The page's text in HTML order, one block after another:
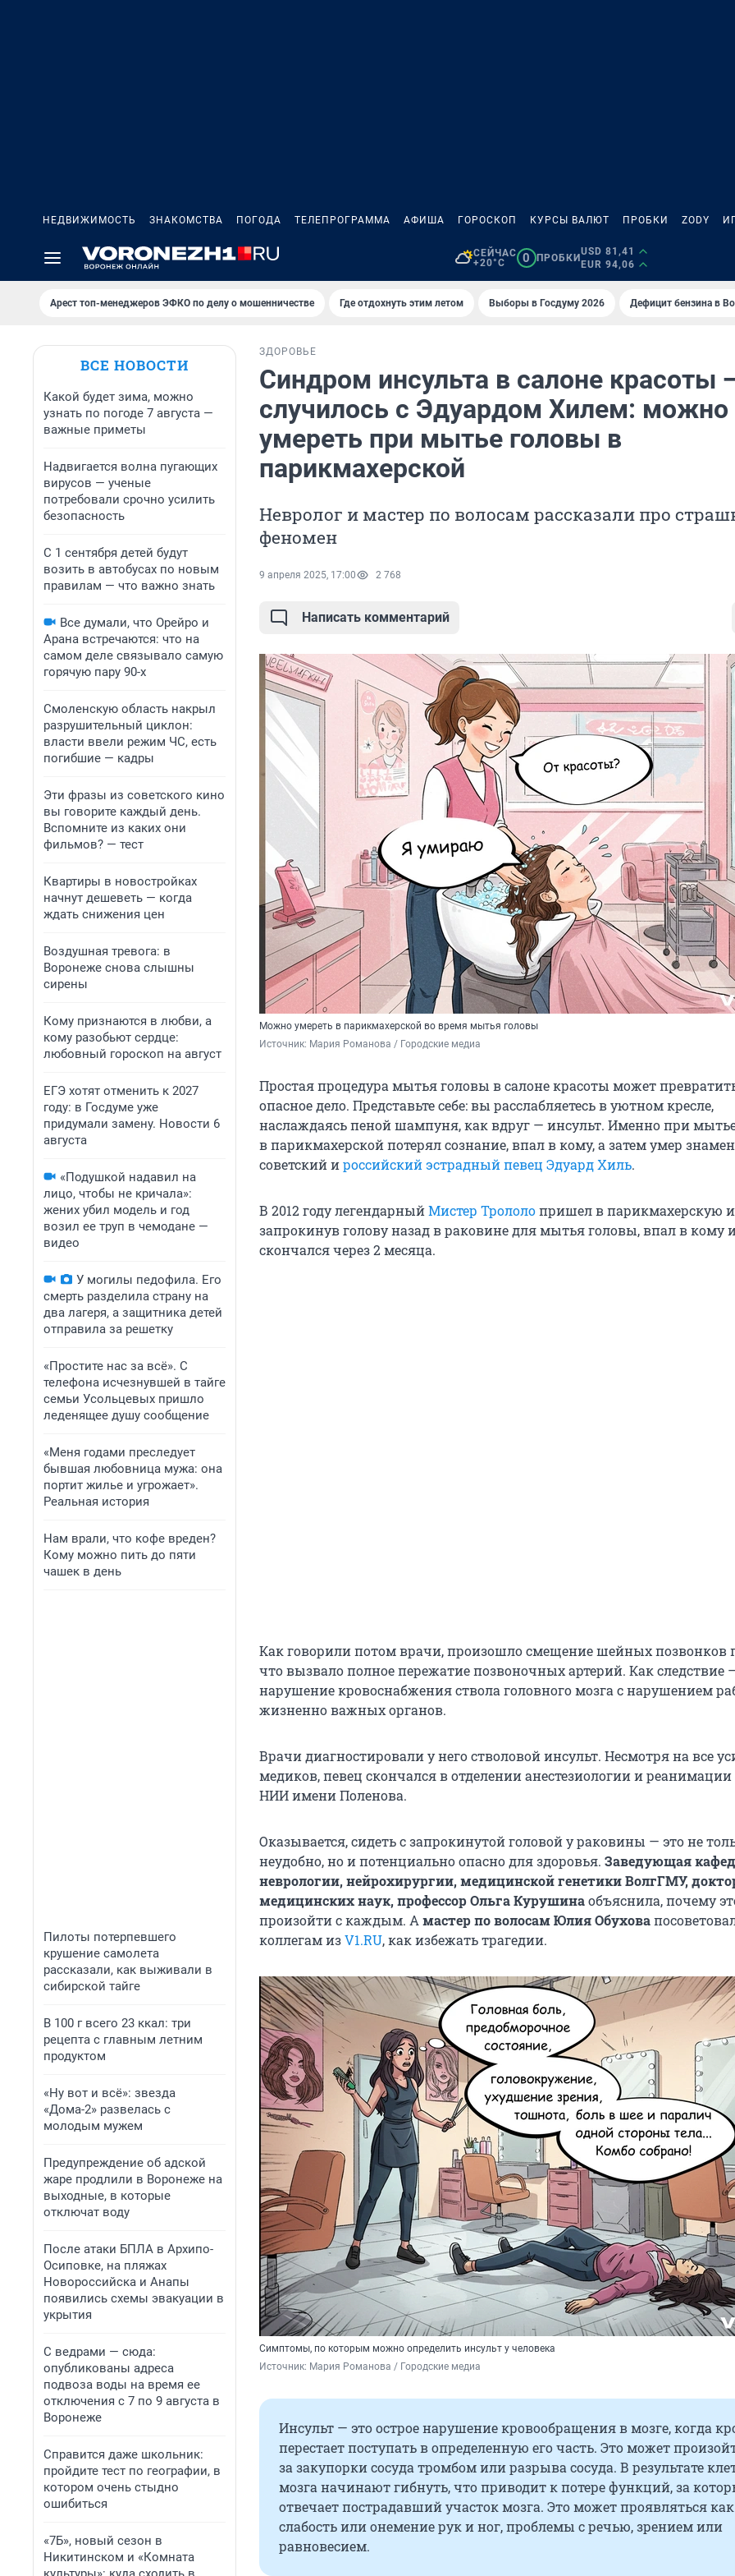
НЕДВИЖИМОСТЬ ЗНАКОМСТВА ПОГОДА ТЕЛЕПРОГРАММА АФИША ГОРОСКОП КУРСЫ ВАЛЮТ ПРОБКИ ZODY
СЕЙЧАС
+20°C
0 ПРОБКИ
USD 81,41
EUR 94,06
Арест топ-менеджеров ЭФКО по делу о мошенничестве Где отдохнуть этим летом Выборы в Госдуму 2026 Дефицит бензина в
ВСЕ НОВОСТИ
Какой будет зима, можно
узнать по погоде 7 августа —
важные приметы
Надвигается волна пугающих
вирусов — ученые
потребовали срочно усилить
безопасность
С 1 сентября детей будут
возить в автобусах по новым
правилам — что важно знать
Все думали, что Орейро и
Арана встречаются: что на
самом деле связывало самую
горячую пару 90-х
Смоленскую область накрыл
разрушительный циклон:
власти ввели режим ЧС, есть
погибшие — кадры
Эти фразы из советского кино
вы говорите каждый день.
Вспомните из каких они
фильмов? — тест
Квартиры в новостройках
начнут дешеветь — когда
ждать снижения цен
Воздушная тревога: в
Воронеже снова слышны
сирены
Кому признаются в любви, а
кому разобьют сердце:
любовный гороскоп на август
ЕГЭ хотят отменить к 2027
году: в Госдуме уже
придумали замену. Новости 6
августа
«Подушкой надавил на
лицо, чтобы не кричала»:
жених убил модель и год
возил ее труп в чемодане —
видео
У могилы педофила. Его
смерть разделила страну на
два лагеря, а защитника детей
отправила за решетку
«Простите нас за всё». С
телефона исчезнувшей в тайге
семьи Усольцевых пришло
леденящее душу сообщение
«Меня годами преследует
бывшая любовница мужа: она
портит жилье и угрожает».
Реальная история
Нам врали, что кофе вреден?
Кому можно пить до пяти
чашек в день
Пилоты потерпевшего
крушение самолета
рассказали, как выживали в
сибирской тайге
В 100 г всего 23 ккал: три
рецепта с главным летним
продуктом
«Ну вот и всё»: звезда
«Дома-2» развелась с
молодым мужем
Предупреждение об адской
жаре продлили в Воронеже на
выходные, в которые
отключат воду
После атаки БПЛА в Архипо-
Осиповке, на пляжах
Новороссийска и Анапы
появились схемы эвакуации в
укрытия
С ведрами — сюда:
опубликованы адреса
подвоза воды на время ее
отключения с 7 по 9 августа в
Воронеже
Справится даже школьник:
пройдите тест по географии, в
котором очень стыдно
ошибиться
«7Б», новый сезон в
Никитинском и «Комната
ЗДОРОВЬЕ
Синдром инсульта в салоне красоты
случилось с Эдуардом Хилем: можно
умереть при мытье головы в
парикмахерской
Невролог и мастер по волосам рассказали про
феномен
9 апреля 2025, 17:00 2 768
Написать комментарий
Можно умереть в парикмахерской во время мытья головы
Источник: Мария Романова / Городские медиа
Простая процедура мытья головы в салоне красоты может
опасное дело. Представьте себе: вы расслабляетесь в уютном кресле,
наслаждаясь пеной шампуня, как вдруг — инсульт. Именно при
в парикмахерской потерял сознание, впал в кому, а затем умер
советский ироссийский эстрадный певец Эдуард Хиль.
В 2012 году легендарныйМистер Трололопришел в парикмахерскую
запрокинув голову назад в раковине для мытья головы, впал в кому
скончался через2 месяца.
Как говорили потом врачи, произошло смещение шейных позвонков
что вызвало полное пережатие позвоночных артерий. Как следствие
нарушение кровоснабжения ствола головного мозга с нарушением
жизненно важных органов.
Врачи диагностировали у него стволовой инсульт. Несмотря на все
медиков, певец скончался в отделении анестезиологии и реанимации
НИИ имени Поленова.
Оказывается, сидеть с запрокинутой головой у раковины — это не
неудобно, но и потенциально опасно для здоровья. Заведующая
неврологии, нейрохирургии, медицинской генетики ВолгГМУ,
медицинских наук, профессор Ольга Курушинаобъяснила, почему
произойти с каждым. А мастер по волосам Юлия Обухова
коллегам изV1.RU, как избежать трагедии.
Симптомы, по которым можно определить инсульт у человека
Источник: Мария Романова / Городские медиа
Инсульт — это острое нарушение кровообращения в мозге, когда
перестает поступать в определенную его часть. Это может
за закупорки сосуда тромбом или разрыва сосуда. В результате
мозга начинают гибнуть, что приводит к потере функций, за
отвечает пострадавший участок мозга. Это может проявляться как
слабость или онемение рук и ног, проблемы с речью, зрением или
равновесием.